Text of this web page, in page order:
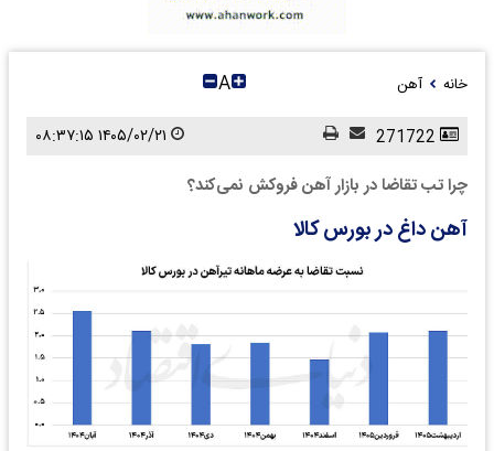
خانه آهن A
چرا تب تقاضا در بازار آهن فروکش نمی‌کند؟
آهن داغ در بورس کالا